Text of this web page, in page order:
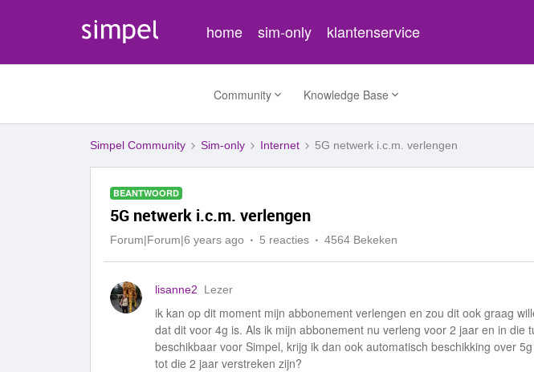
home sim-only klantenservice
Community Knowledge Base
Simpel Community Sim-only Internet 5G netwerk i.c.m. verlengen
BEANTWOORD
5G netwerk i.c.m. verlengen
Forum|Forum|6 years ago 5 reacties 4564 Bekeken
lisanne2 Lezer
ik kan op dit moment mijn abbonement verlengen en zou dit ook graag
dat dit voor 4g is. Als ik mijn abbonement nu verleng voor 2 jaar en in die
beschikbaar voor Simpel, krijg ik dan ook automatisch beschikking over
tot die 2 jaar verstreken zijn?